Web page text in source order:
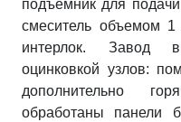
подъемник для
смеситель объемом 1
интерлок. Завод
оцинковкой узлов:
дополнительно
обработаны панели